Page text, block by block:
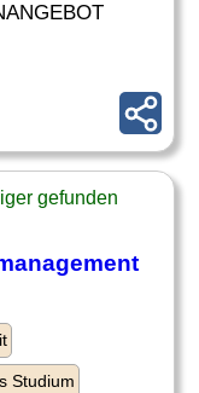
gefunden
Studium